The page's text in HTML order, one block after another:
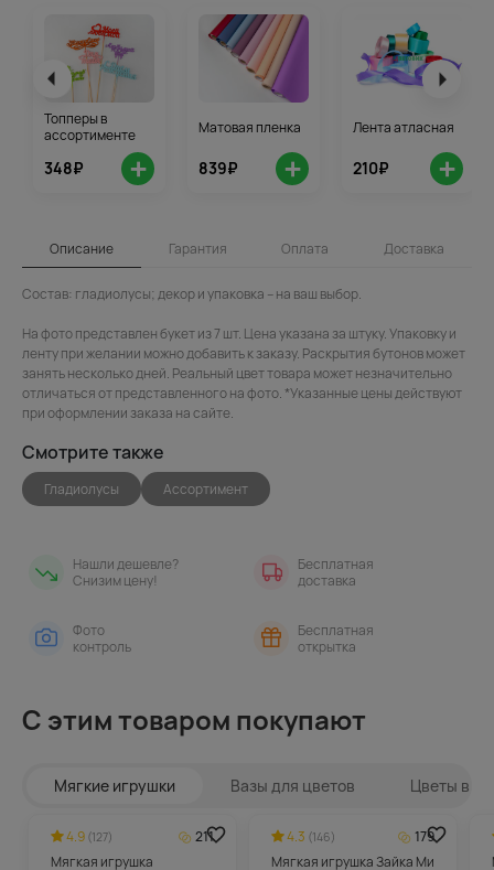
Топперы в
ассортименте
348₽ +
Матовая пленка
839₽ +
Лента атласная
210₽ +
Описание Гарантия Оплата Доставка
Состав: гладиолусы; декор и упаковка – на ваш выбор.
На фото представлен букет из 7 шт. Цена указана за штуку. Упаковку и
ленту при желании можно добавить к заказу. Раскрытия бутонов может
занять несколько дней. Реальный цвет товара может незначительно
отличаться от представленного на фото. *Указанные цены действуют
при оформлении заказа на сайте.
Смотрите также
Гладиолусы Ассортимент
Нашли дешевле?
Снизим цену!
Бесплатная
доставка
Фото
контроль
Бесплатная
открытка
С этим товаром покупают
Мягкие игрушки Вазы для цветов Цветы в
4.9 (127)
211
Мягкая игрушка
4.3 (146)
179
Мягкая игрушка Зайка Ми